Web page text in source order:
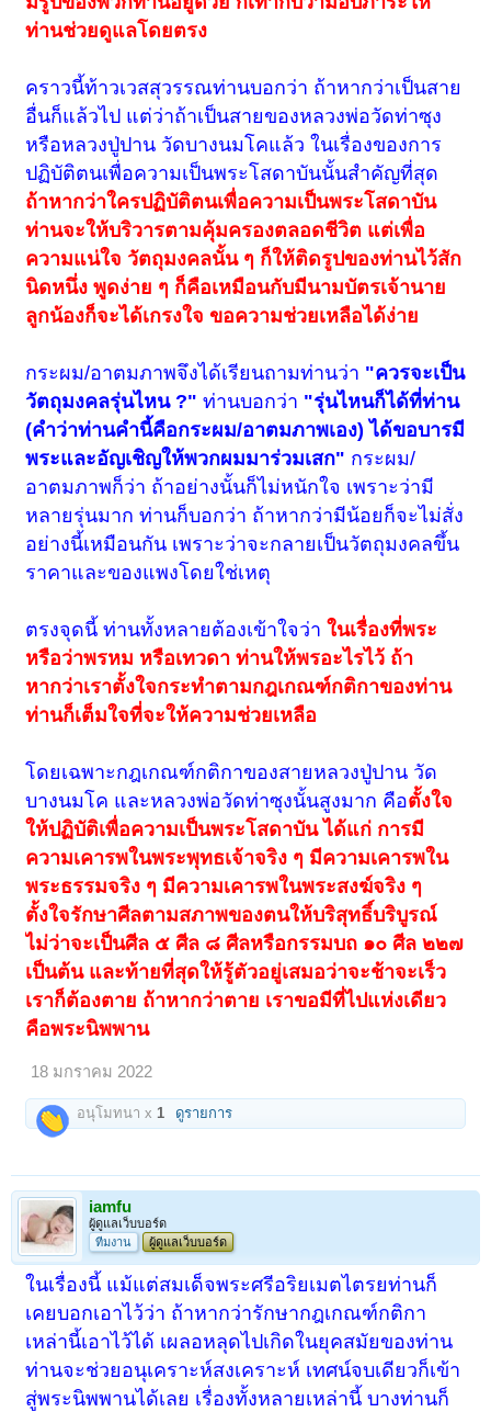
ท่านช่วยดูแลโดยตรง
คราวนี้ท้าวเวสสุวรรณท่านบอกว่า ถ้าหากว่าเป็นสาย
อื่นก็แล้วไป แต่ว่าถ้าเป็นสายของหลวงพ่อวัดท่าซุง
หรือหลวงปู่ปาน วัดบางนมโคแล้ว ในเรื่องของการ
ปฏิบัติตนเพื่อความเป็นพระโสดาบันนั้นสำคัญที่สุด
ถ้าหากว่าใครปฏิบัติตนเพื่อความเป็นพระโสดาบัน
ท่านจะให้บริวารตามคุ้มครองตลอดชีวิต แต่เพื่อ
ความแน่ใจ วัตถุมงคลนั้น ๆ ก็ให้ติดรูปของท่านไว้สัก
นิดหนึ่ง พูดง่าย ๆ ก็คือเหมือนกับมีนามบัตรเจ้านาย
ลูกน้องก็จะได้เกรงใจ ขอความช่วยเหลือได้ง่าย
กระผม/อาตมภาพจึงได้เรียนถามท่านว่า "ควรจะเป็น
วัตถุมงคลรุ่นไหน ?" ท่านบอกว่า "รุ่นไหนก็ได้ที่ท่าน
(คำว่าท่านคำนี้คือกระผม/อาตมภาพเอง) ได้ขอบารมี
พระและอัญเชิญให้พวกผมมาร่วมเสก" กระผม/
อาตมภาพก็ว่า ถ้าอย่างนั้นก็ไม่หนักใจ เพราะว่ามี
หลายรุ่นมาก ท่านก็บอกว่า ถ้าหากว่ามีน้อยก็จะไม่สั่ง
อย่างนี้เหมือนกัน เพราะว่าจะกลายเป็นวัตถุมงคลขึ้น
ราคาและของแพงโดยใช่เหตุ
ตรงจุดนี้ ท่านทั้งหลายต้องเข้าใจว่าในเรื่องที่พระ
หรือว่าพรหม หรือเทวดา ท่านให้พรอะไรไว้ ถ้า
หากว่าเราตั้งใจกระทำตามกฎเกณฑ์กติกาของท่าน
ท่านก็เต็มใจที่จะให้ความช่วยเหลือ
โดยเฉพาะกฎเกณฑ์กติกาของสายหลวงปู่ปาน วัด
บางนมโค และหลวงพ่อวัดท่าซุงนั้นสูงมาก คือตั้งใจ
ให้ปฏิบัติเพื่อความเป็นพระโสดาบัน ได้แก่ การมี
ความเคารพในพระพุทธเจ้าจริง ๆ มีความเคารพใน
พระธรรมจริง ๆ มีความเคารพในพระสงฆ์จริง ๆ
ตั้งใจรักษาศีลตามสภาพของตนให้บริสุทธิ์บริบูรณ์
ไม่ว่าจะเป็นศีล ๕ ศีล ๘ ศีลหรือกรรมบถ ๑๐ ศีล ๒๒๗
เป็นต้น และท้ายที่สุดให้รู้ตัวอยู่เสมอว่าจะช้าจะเร็ว
เราก็ต้องตาย ถ้าหากว่าตาย เราขอมีที่ไปแห่งเดียว
คือพระนิพพาน
18 มกราคม 2022
อนุโมทนา x 1 ดูรายการ
iamfu
ผู้ดูแลเว็บบอร์ด
ทีมงาน
ผู้ดูแลเว็บบอร์ด
ในเรื่องนี้ แม้แต่สมเด็จพระศรีอริยเมตไตรยท่านก็
เคยบอกเอาไว้ว่า ถ้าหากว่ารักษากฎเกณฑ์กติกา
เหล่านี้เอาไว้ได้ เผลอหลุดไปเกิดในยุคสมัยของท่าน
ท่านจะช่วยอนุเคราะห์สงเคราะห์ เทศน์จบเดียวก็เข้า
สู่พระนิพพานได้เลย เรื่องทั้งหลายเหล่านี้ บางท่านก็